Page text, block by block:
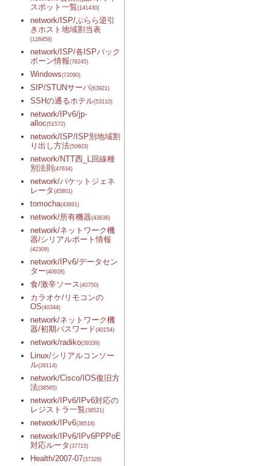
スポット一覧(141430)
network/ISP/ぷらら逆引
きホスト地域割当表
(128459)
network/ISP/各ISPバック
ボーン情報(78245)
Windows(72090)
SIP/STUNサーバ(63921)
SSHの通るホテル(53110)
network/IPv6/jp-
alloc(51572)
network/ISP/ISP別地域割
り出し方法(50603)
network/NTT西_L回線種
別法則(47634)
network/パケットジェネ
レータ (45801)
tomocha(43891)
network/所有機器(43636)
network/ネットワーク機
器/シリアルポート情報
(42309)
network/IPv6/データセン
ター(40928)
食/激辛ソース (40750)
カラオケ/リモコンの
OS(40344)
network/ネットワーク機
器/初期パスワード(40154)
network/radiko(39339)
Linux/シリアルコンソー
ル(39114)
network/Cisco/IOS復旧方
法(38565)
network/IPv6/IPv6対応の
レジストラ一覧(38521)
network/IPv6(38518)
network/IPv6/IPv6PPPoE
対応ルータ (37715)
Health/2007-07(37329)